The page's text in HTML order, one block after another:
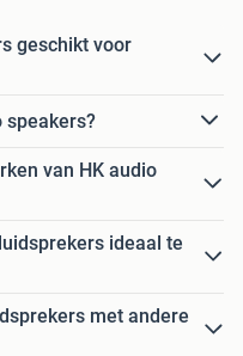
geschikt voor
speakers?
van HK audio
ideaal te
met andere